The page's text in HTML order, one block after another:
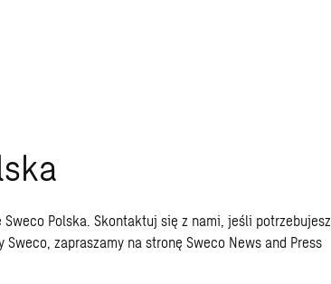
Polska. Skontaktuj się z nami, jeśli potrzebujesz
zapraszamy na stronę Sweco News and Press